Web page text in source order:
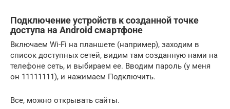
Подключение устройств к созданной точке
доступа на Android смартфоне
Включаем Wi-Fi на планшете (например), заходим в
список доступных сетей, видим там созданную нами на
телефоне сеть, и выбираем ее. Вводим пароль (у меня
он 11111111), и нажимаем Подключить.
Все, можно открывать сайты.